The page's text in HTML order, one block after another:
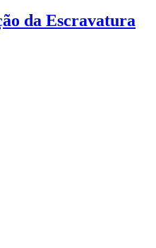
da Escravatura